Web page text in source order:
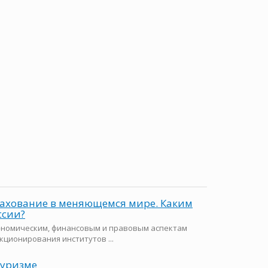
в меняющемся мире. Каким
финансовым и правовым аспектам
институтов ...